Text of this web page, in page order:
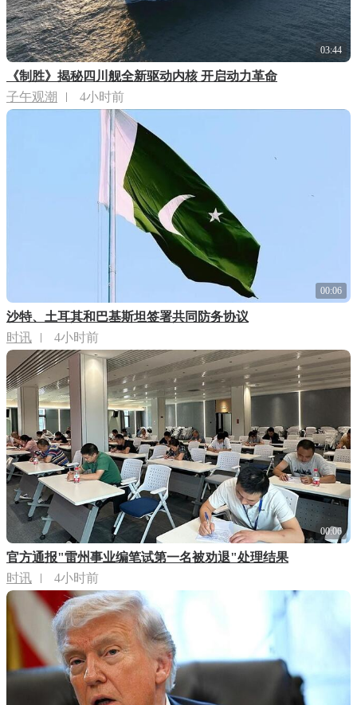
03:44
《制胜》揭秘四川舰全新驱动内核 开启动力革命
子午观潮
4小时前
00:06
沙特、土耳其和巴基斯坦签署共同防务协议
时讯
4小时前
00:06
官方通报"雷州事业编笔试第一名被劝退"处理结果
时讯
4小时前